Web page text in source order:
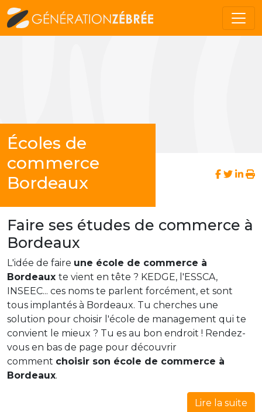
Écoles de
commerce
Bordeaux
Faire ses études de commerce à
Bordeaux
L'idée de faire une école de commerce à
Bordeaux te vient en tête ? KEDGE, l'ESSCA,
INSEEC... ces noms te parlent forcément, et sont
tous implantés à Bordeaux. Tu cherches une
solution pour choisir l'école de management qui te
convient le mieux ? Tu es au bon endroit ! Rendez-
vous en bas de page pour découvrir
comment choisir son école de commerce à
Bordeaux.
Lire la suite